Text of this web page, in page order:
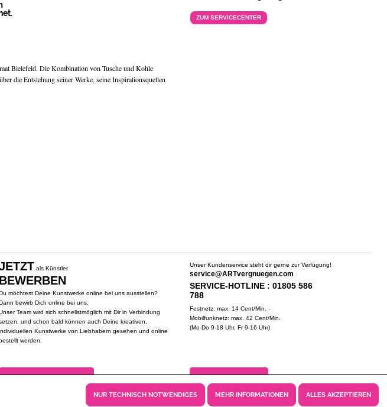
Bielefeld. Die Kombination von Tusche und Kohle
die Entstehung seiner Werke, seine Inspirationsquellen
ZUM SERVICECENTER
als Künstler
BEWERBEN
möchtest Deine Kunstwerke online bei uns ausstellen?
bewirb Dich online bei uns.
Team wird sich schnellstmöglich mit Dir in Verbindung
und schon bald können auch Deine kreativen,
Kunstwerke von Liebhabern gesehen und online
werden.
Unser Kundenservice steht dir gerne zur Verfügung!
service@ARTvergnuegen.com
SERVICE-HOTLINE : 01805 586
788
Festnetz: max. 14 Cent/Min. -
Mobilfunknetz: max. 42 Cent/Min.
(Mo-Do 9-18 Uhr, Fr 9-16 Uhr)
NUR TECHNISCH NOTWENDIGES MEHR INFORMATIONEN ALLES AKZEPTIEREN